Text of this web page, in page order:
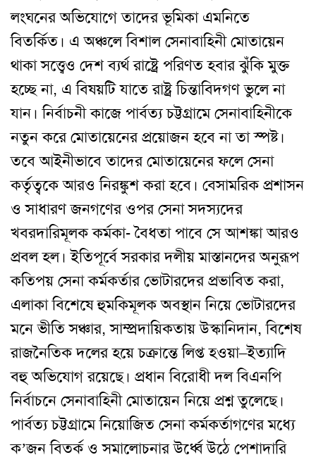
লংঘনের অভিযোগে তাদের ভূমিকা এমনিতে
বিতর্কিত। এ অঞ্চলে বিশাল সেনাবাহিনী মোতায়েন
থাকা সত্ত্বেও দেশ ব্যর্থ রাষ্ট্রে পরিণত হবার ঝুঁকি মুক্ত
হচ্ছে না, এ বিষয়টি যাতে রাষ্ট্র চিন্তাবিদগণ ভুলে না
যান। নির্বাচনী কাজে পার্বত্য চট্টগ্রামে সেনাবাহিনীকে
নতুন করে মোতায়েনের প্রয়োজন হবে না তা স্পষ্ট।
তবে আইনীভাবে তাদের মোতায়েনের ফলে সেনা
কর্তৃত্বকে আরও নিরঙ্কুশ করা হবে। বেসামরিক প্রশাসন
ও সাধারণ জনগণের ওপর সেনা সদস্যদের
খবরদারিমূলক কর্মকা- বৈধতা পাবে সে আশঙ্কা আরও
প্রবল হল। ইতিপূর্বে সরকার দলীয় মাস্তানদের অনুরূপ
কতিপয় সেনা কর্মকর্তার ভোটারদের প্রভাবিত করা,
এলাকা বিশেষে হুমকিমূলক অবস্থান নিয়ে ভোটারদের
মনে ভীতি সঞ্চার, সাম্প্রদায়িকতায় উস্কানিদান, বিশেষ
রাজনৈতিক দলের হয়ে চক্রান্তে লিপ্ত হওয়া–ইত্যাদি
বহু অভিযোগ রয়েছে। প্রধান বিরোধী দল বিএনপি
নির্বাচনে সেনাবাহিনী মোতায়েন নিয়ে প্রশ্ন তুলেছে।
পার্বত্য চট্টগ্রামে নিয়োজিত সেনা কর্মকর্তাগণের মধ্যে
ক’জন বিতর্ক ও সমালোচনার উর্ধ্বে উঠে পেশাদারি